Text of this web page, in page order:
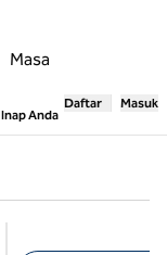
Masa
Inap Anda,Membuka
Daftar Masuk